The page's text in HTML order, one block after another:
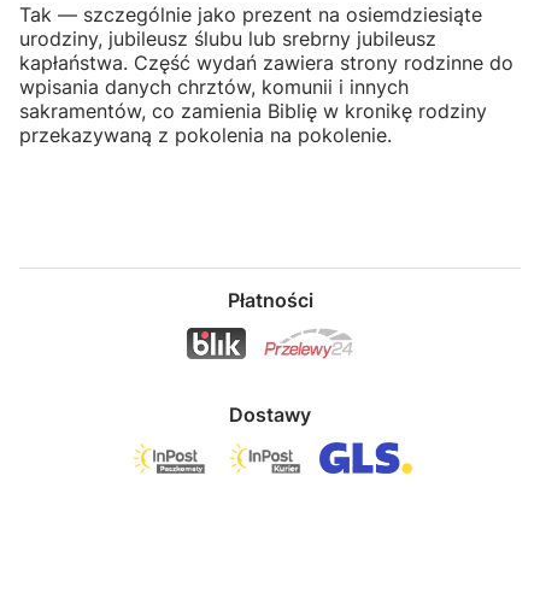
Tak — szczególnie jako prezent na osiemdziesiąte
urodziny, jubileusz ślubu lub srebrny jubileusz
kapłaństwa. Część wydań zawiera strony rodzinne do
wpisania danych chrztów, komunii i innych
sakramentów, co zamienia Biblię w kronikę rodziny
przekazywaną z pokolenia na pokolenie.
Płatności
Dostawy